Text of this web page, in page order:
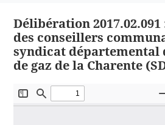
Délibération
des conseillers
syndicat départemental
de gaz de la Charente